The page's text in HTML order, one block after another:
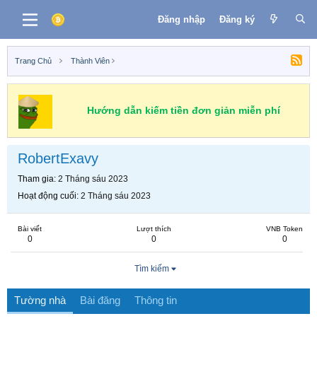
Đăng nhập Đăng ký
Trang Chủ Thành Viên
Hướng dẫn kiếm tiền đơn giản miễn phí
RobertExavy
Tham gia 2 Tháng sáu 2023
Hoạt động cuối 2 Tháng sáu 2023
Bài viết
0
Lượt thích
0
VNB Token
0
Tìm kiếm
Tường nhà Bài đăng Thông tin